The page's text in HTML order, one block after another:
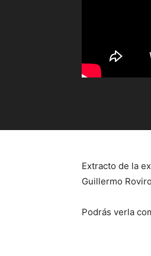
Extracto de la
Guillermo
Podrás verla